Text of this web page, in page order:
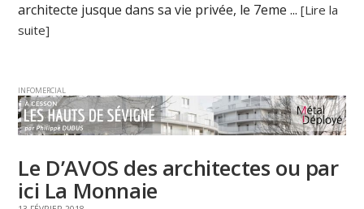
architecte jusque dans sa vie privée, le 7eme ...[Lire la
suite]
INFOMERCIAL
Le D’AVOS des architectes ou par
ici La Monnaie